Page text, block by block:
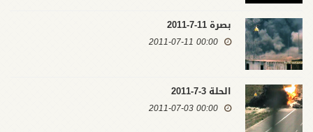
بصرة 11-7-2011
00:00 2011-07-11
الحلة 3-7-2011
00:00 2011-07-03